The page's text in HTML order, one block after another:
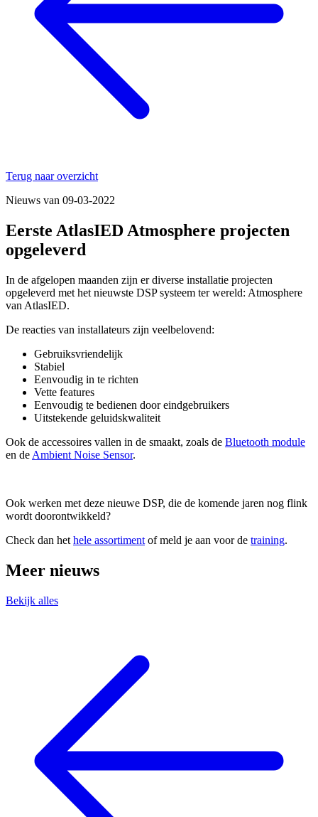
Terug naar overzicht
Nieuws van 09-03-2022
Eerste AtlasIED Atmosphere projecten
opgeleverd
In de afgelopen maanden zijn er diverse installatie projecten
opgeleverd met het nieuwste DSP systeem ter wereld: Atmosphere
van AtlasIED.
De reacties van installateurs zijn veelbelovend:
Gebruiksvriendelijk
Stabiel
Eenvoudig in te richten
Vette features
Eenvoudig te bedienen door eindgebruikers
Uitstekende geluidskwaliteit
Ook de accessoires vallen in de smaakt, zoals de Bluetooth module
en de Ambient Noise Sensor.
Ook werken met deze nieuwe DSP, die de komende jaren nog flink
wordt doorontwikkeld?
Check dan het hele assortiment of meld je aan voor de training.
Meer nieuws
Bekijk alles